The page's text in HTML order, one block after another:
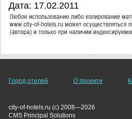
Дата: 17.02.2011
Город отелей О проекте
city-of-hotels.ru (c) 2008---2026
СMS Principal Solutions